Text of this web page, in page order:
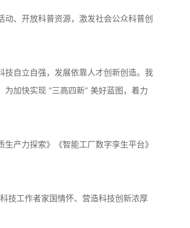
、开放科普资源，激发社会公众科普创
自立自强，发展依靠人才创新创造。我
加快实现 “三高四新” 美好蓝图，着力
产力探索》《智能工厂数字孪生平台》
技工作者家国情怀、营造科技创新浓厚